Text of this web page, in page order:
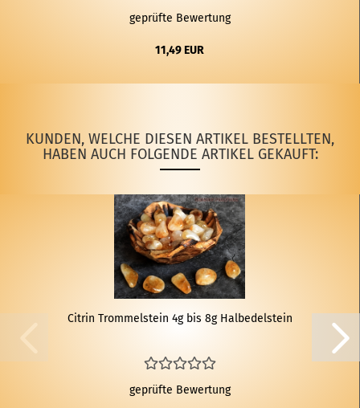
geprüfte Bewertung
11,49 EUR
KUNDEN, WELCHE DIESEN ARTIKEL BESTELLTEN,
HABEN AUCH FOLGENDE ARTIKEL GEKAUFT:
Ci­trin Trom­mel­stein 4g bis 8g Halb­edel­stein
geprüfte Bewertung